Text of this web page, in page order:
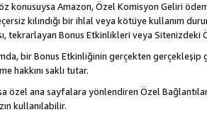
konusuysa Amazon, Özel Komisyon Geliri
kılındığı bir ihlal veya kötüye kullanım
tekrarlayan Bonus Etkinlikleri veya
bir Bonus Etkinliğinin gerçekten gerçekleşip
hakkını saklı tutar.
özel ana sayfalara yönlendiren Özel
kullanılabilir.